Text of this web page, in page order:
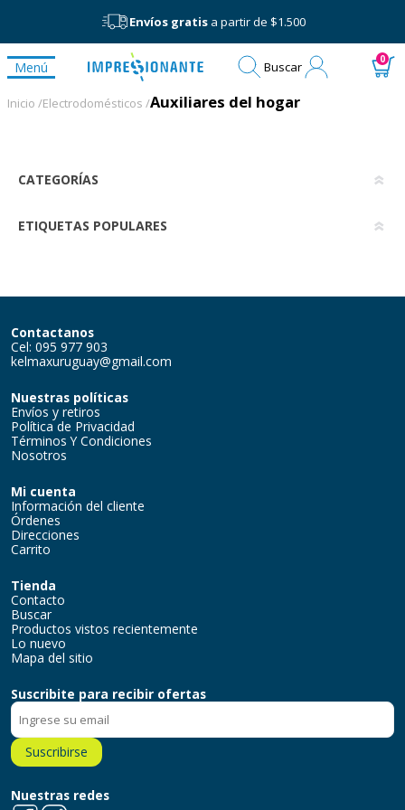
Envíos gratisa partir de $1.500
Menú Buscar 0
Auxiliares del hogar
Inicio /Electrodomésticos /Auxiliares del hogar
CATEGORÍAS
ETIQUETAS POPULARES
Contactanos
Cel: 095 977 903
kelmaxuruguay@gmail.com
Nuestras políticas
Envíos y retiros
Política de Privacidad
Términos Y Condiciones
Nosotros
Mi cuenta
Información del cliente
Órdenes
Direcciones
Carrito
Tienda
Contacto
Buscar
Productos vistos recientemente
Lo nuevo
Mapa del sitio
Suscribite para recibir ofertas
Suscribirse
Nuestras redes